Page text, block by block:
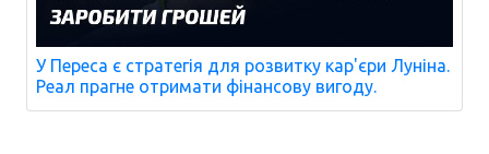
У Переса є стратегія для розвитку кар'єри Луніна.
Реал прагне отримати фінансову вигоду.